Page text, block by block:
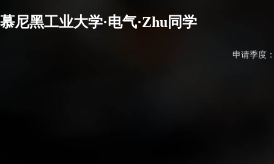
慕尼黑工业大学·电气·Zhu同学
申请季度